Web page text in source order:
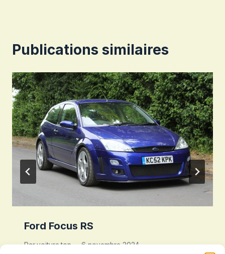
Publications similaires
Ford Focus RS
Parvoiture.top 6 novembre 2024